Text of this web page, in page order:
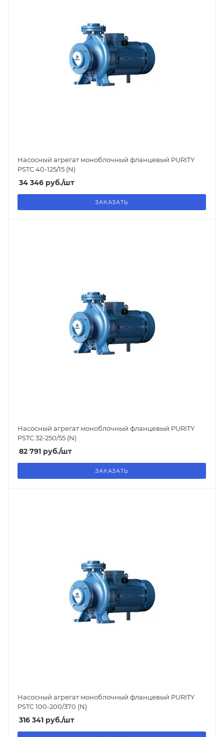
Насосный агрегат моноблочный фланцевый PURITY
PSTC 40-125/15 (N)
34 346 руб./шт
ЗАКАЗАТЬ
Насосный агрегат моноблочный фланцевый PURITY
PSTC 32-250/55 (N)
82 791 руб./шт
ЗАКАЗАТЬ
Насосный агрегат моноблочный фланцевый PURITY
PSTC 100-200/370 (N)
316 341 руб./шт